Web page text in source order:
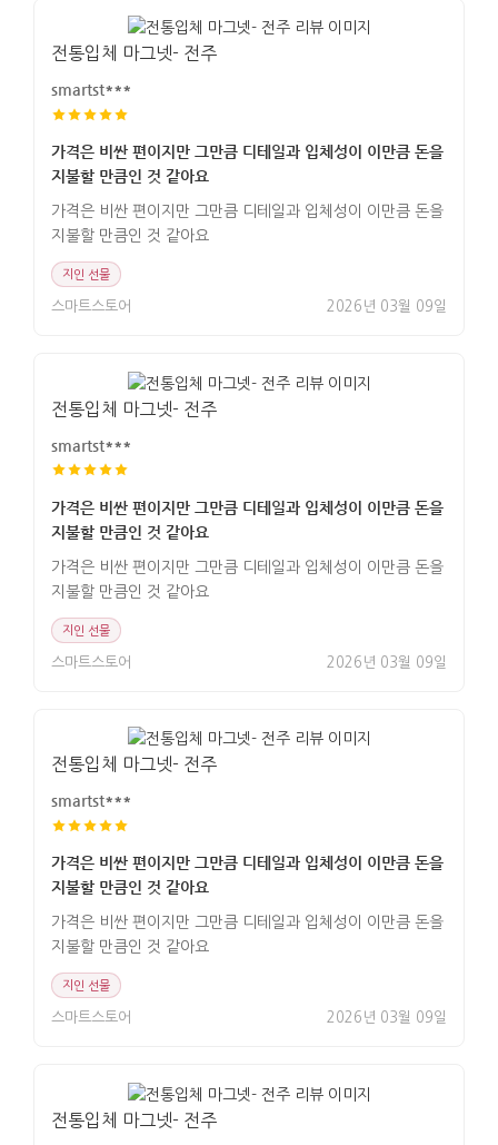
전통입체 마그넷- 전주
smartst***
가격은 비싼 편이지만 그만큼 디테일과 입체성이 이만큼 돈을
지불할 만큼인 것 같아요
가격은 비싼 편이지만 그만큼 디테일과 입체성이 이만큼 돈을
지불할 만큼인 것 같아요
지인 선물
스마트스토어 2026년 03월 09일
전통입체 마그넷- 전주
smartst***
가격은 비싼 편이지만 그만큼 디테일과 입체성이 이만큼 돈을
지불할 만큼인 것 같아요
가격은 비싼 편이지만 그만큼 디테일과 입체성이 이만큼 돈을
지불할 만큼인 것 같아요
지인 선물
스마트스토어 2026년 03월 09일
전통입체 마그넷- 전주
smartst***
가격은 비싼 편이지만 그만큼 디테일과 입체성이 이만큼 돈을
지불할 만큼인 것 같아요
가격은 비싼 편이지만 그만큼 디테일과 입체성이 이만큼 돈을
지불할 만큼인 것 같아요
지인 선물
스마트스토어 2026년 03월 09일
전통입체 마그넷- 전주